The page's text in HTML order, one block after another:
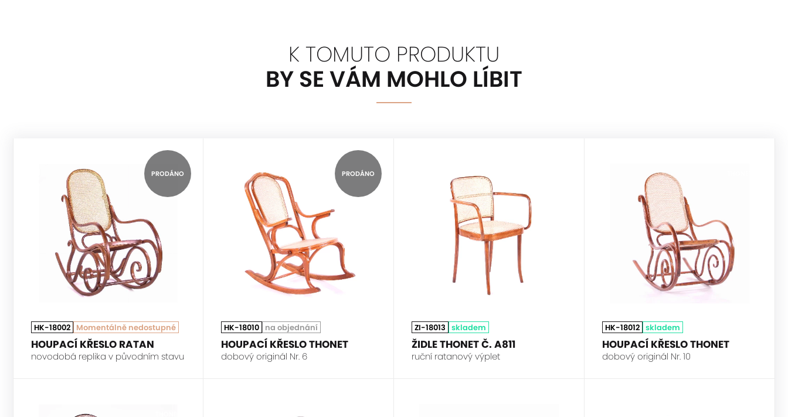
K TOMUTO PRODUKTU
BY SE VÁM MOHLO LÍBIT
PRODÁNO
HK-18002 Momentálně nedostupné
HOUPACÍ KŘESLO RATAN
novodobá replika v původním stavu
THONET
PRODÁNO
HK-18010 na objednání
HOUPACÍ KŘESLO THONET
dobový originál Nr. 6
ZI-18013 skladem
ŽIDLE THONET Č. A811
ruční ratanový výplet
HK-18012 skladem
HOUPACÍ KŘESLO THONET
dobový originál Nr. 10